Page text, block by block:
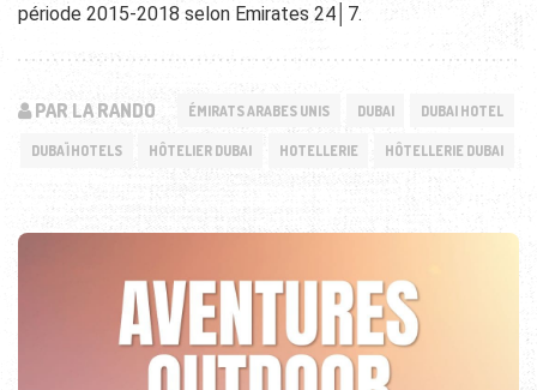
période 2015-2018 selon Emirates 24│7.
PAR LA RANDO ÉMIRATS ARABES UNIS DUBAI DUBAI HOTEL
DUBAÏ HOTELS HÔTELIER DUBAI HOTELLERIE HÔTELLERIE DUBAI